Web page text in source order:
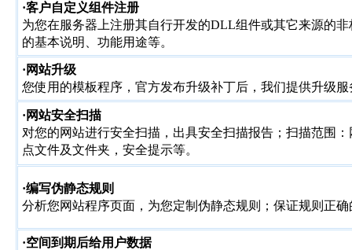
·客户自定义组件注册
为您在服务器上注册其自行开发的DLL组件或其它来源的
的基本说明、功能用途等。
·网站升级
您使用的模板程序，官方发布升级补丁后，我们提供升级服
·网站安全扫描
对您的网站进行安全扫描，出具安全扫描报告；扫描范围
点文件及文件夹，安全提示等。
·编写伪静态规则
分析您网站程序页面，为您定制伪静态规则；保证规则正
·空间到期后给用户数据